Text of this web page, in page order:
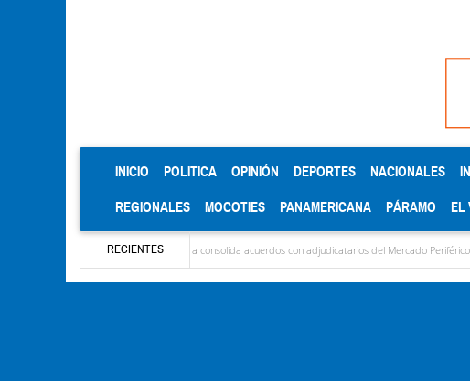
INICIO (CURRENT)
POLITICA OPINIÓN DEPORTES NACIONALES
REGIONALES MOCOTIES PANAMERICANA PÁRAMO EL
RECIENTES
Alcaldía de Mérida consolida acuerdos con adjudicatarios del Mercado Periférico